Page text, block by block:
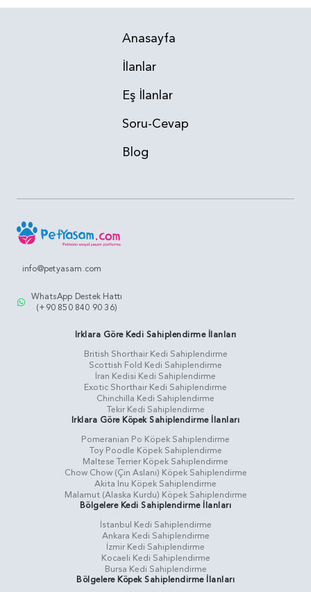
Anasayfa
İlanlar
Eş İlanlar
Soru-Cevap
Blog
info@petyasam.com
WhatsApp Destek Hattı
(+90 850 840 90 36)
Irklara Göre Kedi Sahiplendirme İlanları
British Shorthair Kedi Sahiplendirme
Scottish Fold Kedi Sahiplendirme
İran Kedisi Kedi Sahiplendirme
Exotic Shorthair Kedi Sahiplendirme
Chinchilla Kedi Sahiplendirme
Tekir Kedi Sahiplendirme
Irklara Göre Köpek Sahiplendirme İlanları
Pomeranian Po Köpek Sahiplendirme
Toy Poodle Köpek Sahiplendirme
Maltese Terrier Köpek Sahiplendirme
Chow Chow (Çin Aslanı) Köpek Sahiplendirme
Akita Inu Köpek Sahiplendirme
Malamut (Alaska Kurdu) Köpek Sahiplendirme
Bölgelere Kedi Sahiplendirme İlanları
İstanbul Kedi Sahiplendirme
Ankara Kedi Sahiplendirme
İzmir Kedi Sahiplendirme
Kocaeli Kedi Sahiplendirme
Bursa Kedi Sahiplendirme
Bölgelere Köpek Sahiplendirme İlanları